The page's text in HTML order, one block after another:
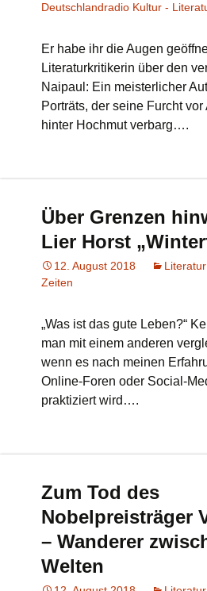
Deutschlandradio Kultur -
Er habe ihr die Augen
Literaturkritikerin über den
Naipaul: Ein meisterlicher
Porträts, der seine Furcht
hinter Hochmut verbarg….
Über Grenzen
Lier Horst
12. August 2018 Literatur
Zeiten
„Was ist das gute Leben?“
man mit einem anderen
wenn es nach meinen
Online-Foren oder Social-
praktiziert wird….
Zum Tod des
Nobelpreisträger
– Wanderer
Welten